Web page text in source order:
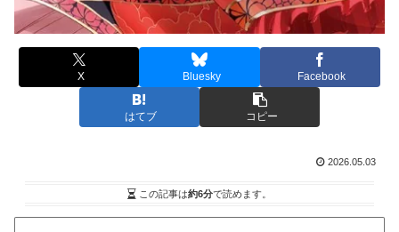
X Bluesky Facebook
はてブ コピー
2026.05.03
この記事は約6分で読めます。